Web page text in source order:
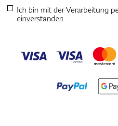
Ich bin mit der Verarbeitung
einverstanden